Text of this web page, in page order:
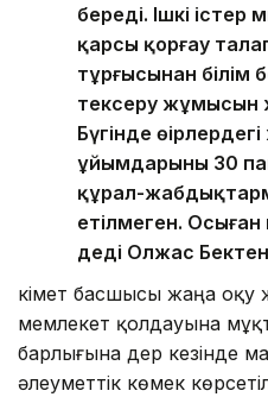
береді. Ішкі істер
қарсы қорғау
тұрғысынан білім
тексеру жұмысын
Бүгінде
ұйымдарының 30
құрал-
етілмеген.
деді Олжас
Үкімет басшысы жаңа
мемлекет қолдауына
барлығына дер кезінде
әлеуметтік көмек